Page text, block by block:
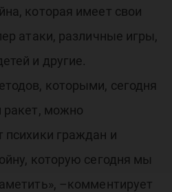
которая имеет свои
атаки, различные игры,
и другие.
которыми, сегодня
ракет, можно
психики граждан и
которую сегодня мы
–комментирует